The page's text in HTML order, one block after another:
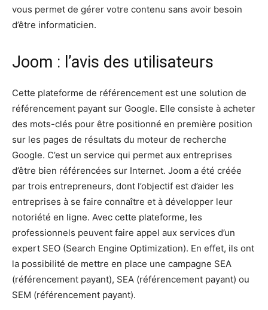
vous permet de gérer votre contenu sans avoir besoin
d’être informaticien.
Joom : l’avis des utilisateurs
Cette plateforme de référencement est une solution de
référencement payant sur Google. Elle consiste à acheter
des mots-clés pour être positionné en première position
sur les pages de résultats du moteur de recherche
Google. C’est un service qui permet aux entreprises
d’être bien référencées sur Internet. Joom a été créée
par trois entrepreneurs, dont l’objectif est d’aider les
entreprises à se faire connaître et à développer leur
notoriété en ligne. Avec cette plateforme, les
professionnels peuvent faire appel aux services d’un
expert SEO (Search Engine Optimization). En effet, ils ont
la possibilité de mettre en place une campagne SEA
(référencement payant), SEA (référencement payant) ou
SEM (référencement payant).